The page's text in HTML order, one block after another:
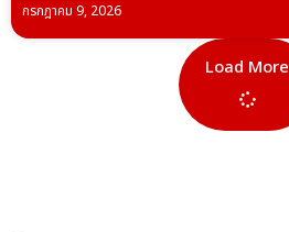
กรกฎาคม 9, 2026
Load More